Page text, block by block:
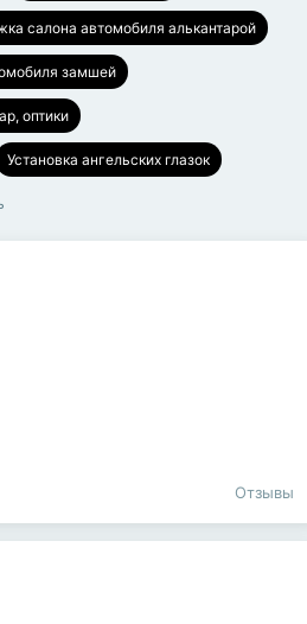
салона автомобиля алькантарой
замшей
оптики
Установка ангельских глазок
Отзывы